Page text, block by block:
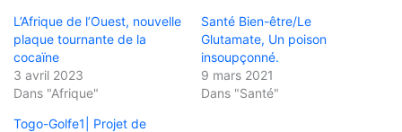
L’Afrique de l’Ouest, nouvelle
plaque tournante de la
cocaïne
3 avril 2023
Dans "Afrique"
Santé Bien-être/Le
Glutamate, Un poison
insoupçonné.
9 mars 2021
Dans "Santé"
Togo-Golfe1| Projet de